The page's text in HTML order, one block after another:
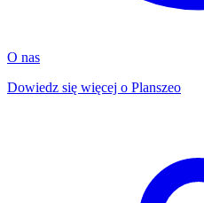
O nas
Dowiedz się więcej o Planszeo